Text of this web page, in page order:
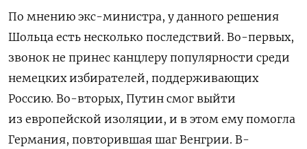
По мнению экс-министра, у данного решения
Шольца есть несколько последствий. Во-первых,
звонок не принес канцлеру популярности среди
немецких избирателей, поддерживающих
Россию. Во-вторых, Путин смог выйти
из европейской изоляции, и в этом ему помогла
Германия, повторившая шаг Венгрии. В-